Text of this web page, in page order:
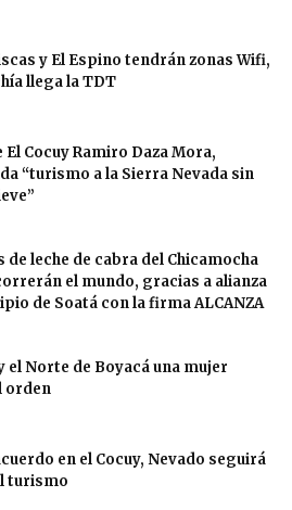
y El Espino tendrán zonas Wifi,
llega la TDT
El Cocuy Ramiro Daza Mora,
“turismo a la Sierra Nevada sin
de leche de cabra del Chicamocha
el mundo, gracias a alianza
de Soatá con la firma ALCANZA
el Norte de Boyacá una mujer
orden
en el Cocuy, Nevado seguirá
turismo